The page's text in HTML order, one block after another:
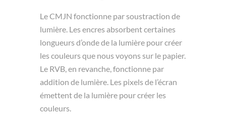
Le CMJN fonctionne par soustraction de
lumière. Les encres absorbent certaines
longueurs d’onde de la lumière pour créer
les couleurs que nous voyons sur le papier.
Le RVB, en revanche, fonctionne par
addition de lumière. Les pixels de l’écran
émettent de la lumière pour créer les
couleurs.